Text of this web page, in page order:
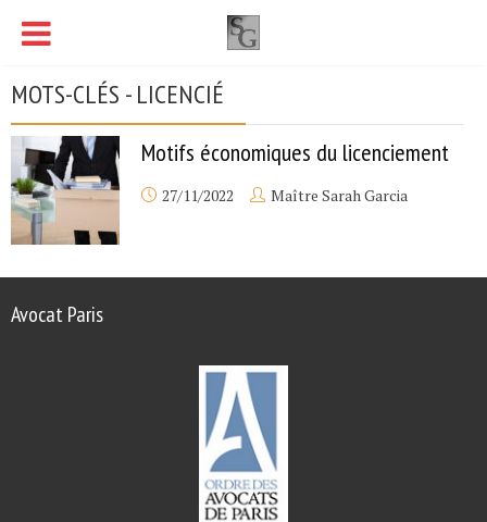
MOTS-CLÉS - LICENCIÉ
Motifs économiques du licenciement
27/11/2022 Maître Sarah Garcia
Avocat Paris